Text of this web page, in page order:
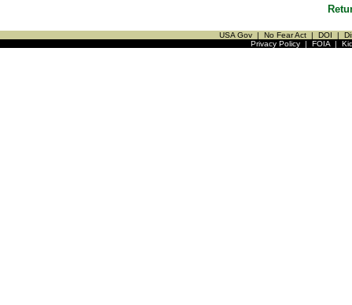
USA Gov | No Fear Act | DOI |
Privacy Policy| FOIA|